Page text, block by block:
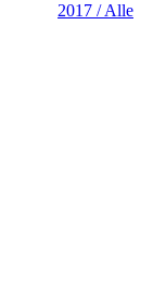
2017 / Alle